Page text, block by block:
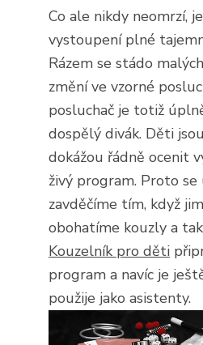
Co ale nikdy neomrzí,
vystoupení plné
Rázem se stádo
změní ve vzorné
posluchač je totiž
dospělý divák. Děti
dokážou řádně ocenit
živý program. Proto se
zavděčíme tím, když
obohatíme kouzly a
Kouzelník pro děti
program a navíc je
použije jako asistenty.